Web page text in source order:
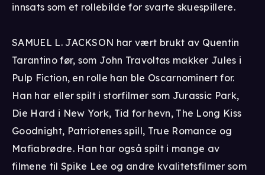
innsats som et rollebilde for svarte skuespillere.
SAMUEL L. JACKSON har vært brukt av Quentin
Tarantino før, som John Travoltas makker Jules i
Pulp Fiction, en rolle han ble Oscarnominert for.
Han har eller spilt i storfilmer som Jurassic Park,
Die Hard i New York, Tid for hevn, The Long Kiss
Goodnight, Patriotenes spill, True Romance og
Mafiabrødre. Han har også spilt i mange av
filmene til Spike Lee og andre kvalitetsfilmer som